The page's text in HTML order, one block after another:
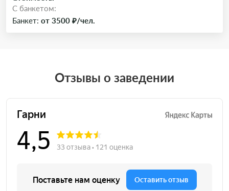
C банкетом:
Банкет: от 3500 ₽/чел.
Отзывы о заведении